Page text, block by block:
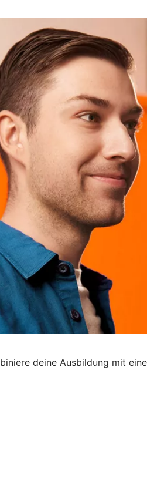
deine Ausbildung mit